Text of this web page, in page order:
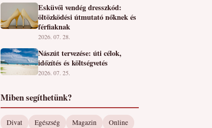
Esküvői vendég dresszkód:
öltözködési útmutató nőknek és
férfiaknak
2026. 07. 28.
Nászút tervezése: úti célok,
időzítés és költségvetés
2026. 07. 25.
Miben segíthetünk?
Divat Egészség Magazin
Online